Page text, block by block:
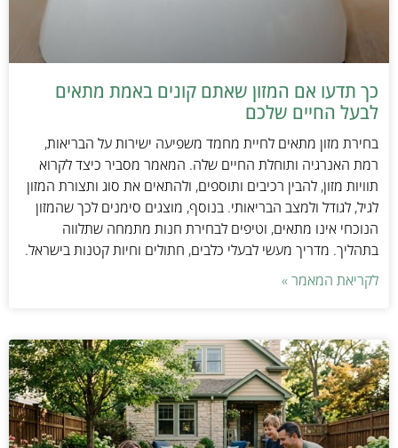
כך תדעו אם המזון שאתם קונים באמת מתאים
לבעל החיים שלכם
בחירת מזון מתאים לחיית מחמד משפיעה ישירות על הבריאות,
רמת האנרגיה ותוחלת החיים שלה. המאמר מסביר כיצד לקרוא
תוויות מזון, להבין רכיבים ותוספים, ולהתאים את סוג ותצורת המזון
לגיל, לגודל ולמצב הבריאותי. בנוסף, מוצגים סימנים לכך שהמזון
הנוכחי אינו מתאים, וטיפים לבחירת חנות מתמחה שתלווה
בתהליך. מדריך מעשי לבעלי כלבים, חתולים וחיות קטנות בישראל.
לקריאת המאמר »